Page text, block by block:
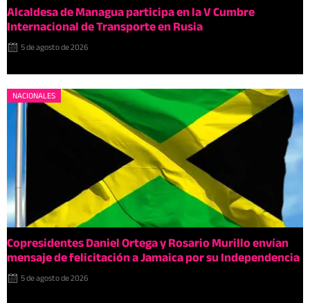
Alcaldesa de Managua participa en la V Cumbre
Internacional de Transporte en Rusia
5 de agosto de 2026
NACIONALES
Copresidentes Daniel Ortega y Rosario Murillo envían
mensaje de felicitación a Jamaica por su Independencia
5 de agosto de 2026